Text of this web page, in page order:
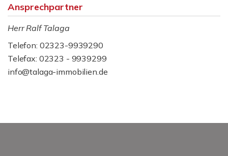
Ansprechpartner
Herr Ralf Talaga
Telefon: 02323-9939290
Telefax: 02323 - 9939299
info@talaga-immobilien.de